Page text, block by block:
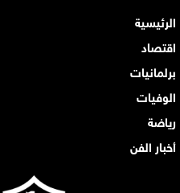
الرئيسية
اقتصاد
برلمانيات
الوفيات
رياضة
أخبار الفن